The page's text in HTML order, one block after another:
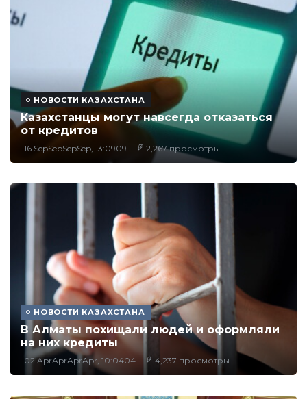
НОВОСТИ КАЗАХСТАНА
Казахстанцы могут навсегда отказаться
от кредитов
16 SepSepSepSep, 13:0909 2,267 просмотры
НОВОСТИ КАЗАХСТАНА
В Алматы похищали людей и оформляли
на них кредиты
02 AprAprAprApr, 10:0404 4,237 просмотры